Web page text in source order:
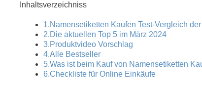
Inhaltsverzeichniss
1.Namensetiketten Kaufen Test-Vergleich
2.Die aktuellen Top 5 im März 2024
3.Produktvideo Vorschlag
4.Alle Bestseller
5.Was ist beim Kauf von Namensetiketten
6.Checkliste für Online Einkäufe